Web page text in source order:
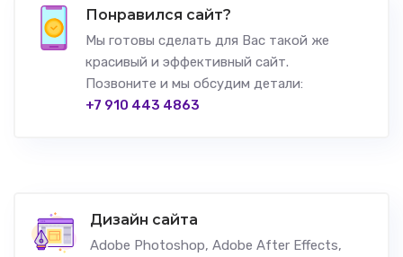
Понравился сайт?
Мы готовы сделать для Вас такой же
красивый и эффективный сайт.
Позвоните и мы обсудим детали:
+7 910 443 4863
Дизайн сайта
Adobe Photoshop, Adobe After Effects,